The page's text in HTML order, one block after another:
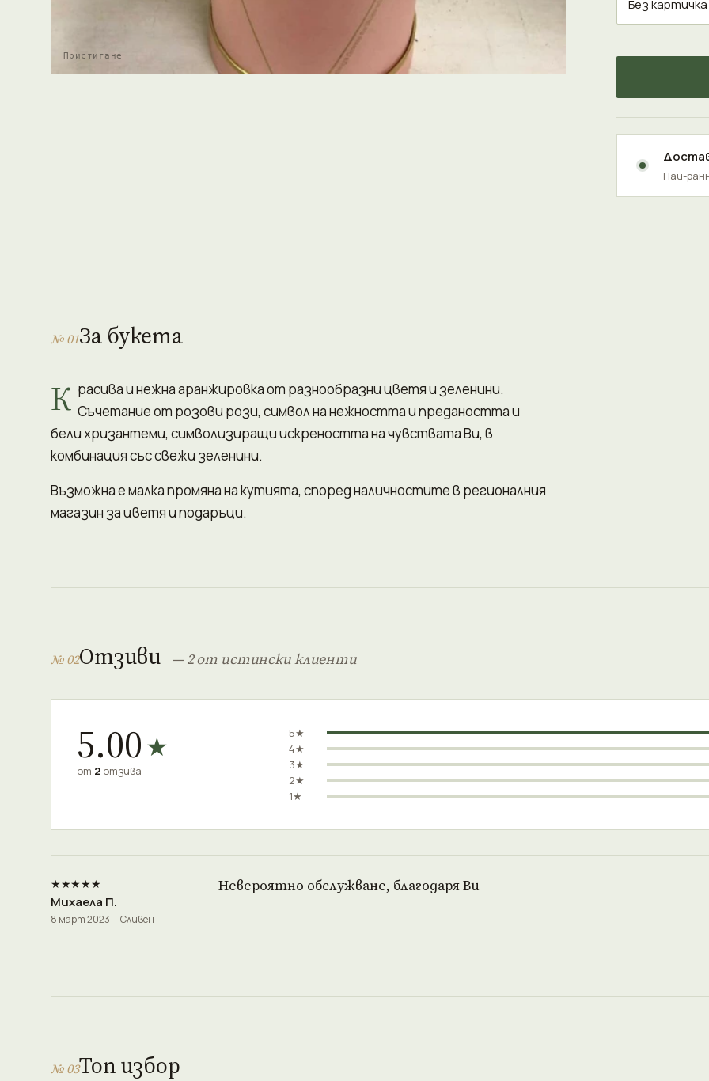
Пристигане
Най-
№ 01За букета
К расива и нежна аранжировка от разнообразни цветя и зеленини.
Съчетание от розови рози, символ на нежността и предаността и
бели хризантеми, символизиращи искреността на чувствата Ви, в
комбинация със свежи зеленини.
Възможна е малка промяна на кутията, според наличностите в регионалния
магазин за цветя и подаръци.
№ 02Отзиви — 2 от истински клиенти
5.00★
от 2 отзива
5★
4★
3★
2★
1★
★★★★★
Михаела П.
8 март 2023 —Сливен
Невероятно обслужване, благодаря Ви
№ 03Топ избор